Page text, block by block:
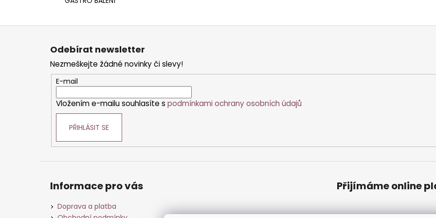
Z
Odebírat newsletter
Nezmeškejte žádné novinky či slevy!
E-mail
Vložením e-mailu souhlasíte s podmínkami ochrany osobních údajů
PŘIHLÁSIT SE
Informace pro vás
Doprava a platba
Přijímáme online